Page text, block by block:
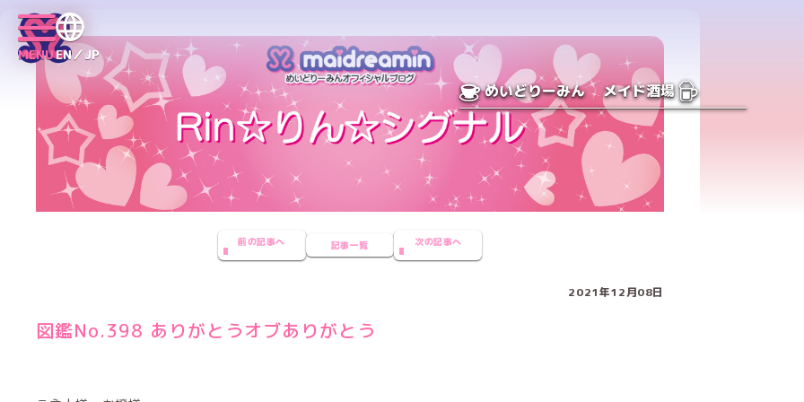
MENUEN／JP
めいどりーみん メイド酒場
前の記事へ 記事一覧 次の記事へ
2021年12月08日
図鑑No.398 ありがとうオブありがとう